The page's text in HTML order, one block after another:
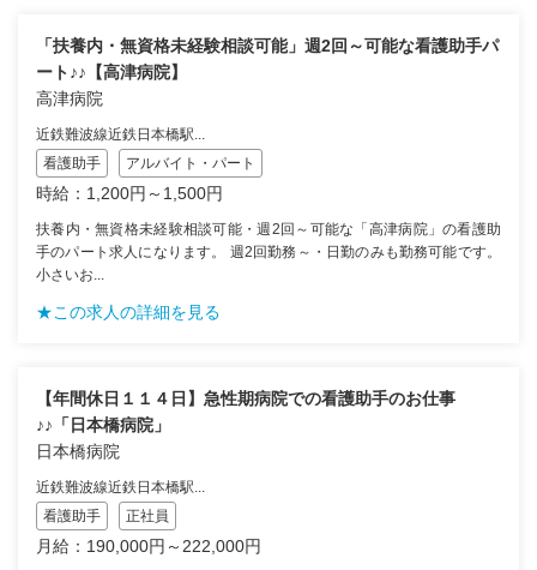
「扶養内・無資格未経験相談可能」週2回～可能な看護助手パ
ート♪♪【高津病院】
高津病院
近鉄難波線近鉄日本橋駅...
看護助手
アルバイト・パート
時給：1,200円～1,500円
扶養内・無資格未経験相談可能・週2回～可能な「高津病院」の看護助
手のパート求人になります。 週2回勤務～・日勤のみも勤務可能です。
小さいお...
★この求人の詳細を見る
【年間休日１１４日】急性期病院での看護助手のお仕事
♪♪「日本橋病院」
日本橋病院
近鉄難波線近鉄日本橋駅...
看護助手
正社員
月給：190,000円～222,000円